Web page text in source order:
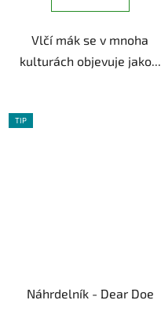
Vlčí mák se v mnoha
kulturách objevuje jako...
TIP
Náhrdelník - Dear Doe